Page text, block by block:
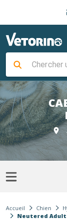
Accueil Chien
Neutered Adult